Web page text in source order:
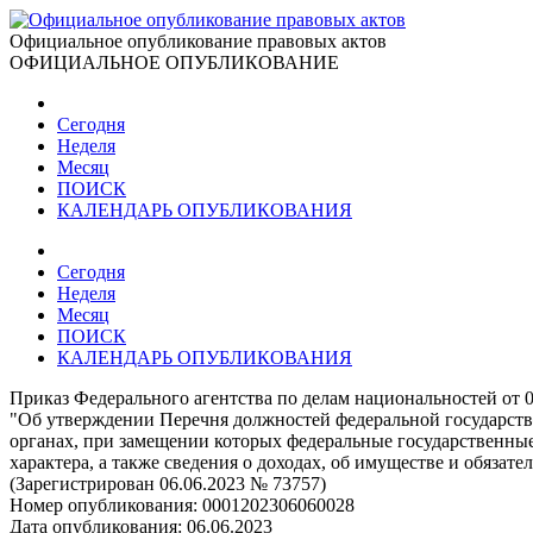
Официальное опубликование правовых актов
ОФИЦИАЛЬНОЕ ОПУБЛИКОВАНИЕ
Сегодня
Неделя
Месяц
ПОИСК
КАЛЕНДАРЬ ОПУБЛИКОВАНИЯ
Сегодня
Неделя
Месяц
ПОИСК
КАЛЕНДАРЬ ОПУБЛИКОВАНИЯ
Приказ Федерального агентства по делам национальностей
"Об утверждении Перечня должностей федеральной
органах, при замещении которых федеральные
характера, а также сведения о доходах, об имуществе и
(Зарегистрирован 06.06.2023 № 73757)
Номер опубликования: 0001202306060028
Дата опубликования: 06.06.2023